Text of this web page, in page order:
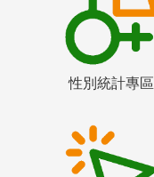
性別統計專區